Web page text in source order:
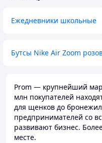
Ежедневники школьные
Бутсы Nike Air Zoom
Prom — крупнейший
млн покупателей
для щенков до
предпринимателей со
развивают бизнес.
месте.